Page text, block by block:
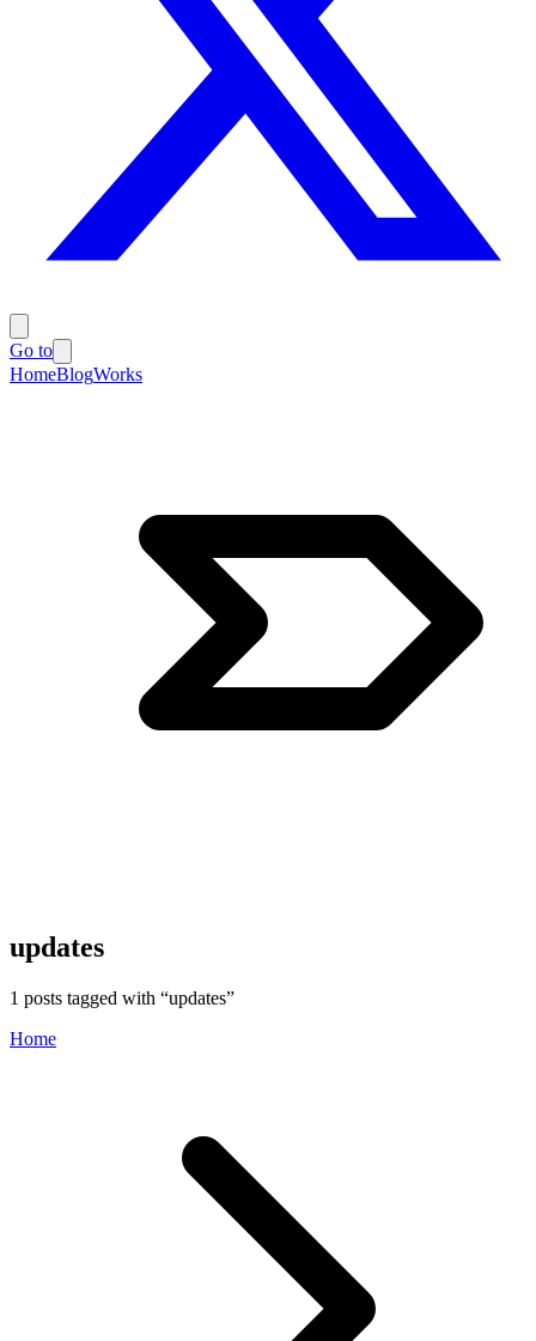
Go to
HomeBlogWorks
updates
1 posts tagged with “updates”
Home